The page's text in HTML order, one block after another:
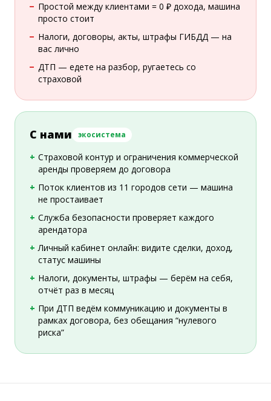
Простой между клиентами = 0 ₽ дохода, машина
просто стоит
Налоги, договоры, акты, штрафы ГИБДД — на
вас лично
ДТП — едете на разбор, ругаетесь со
страховой
С нами экосистема
Страховой контур и ограничения коммерческой
аренды проверяем до договора
Поток клиентов из 11 городов сети — машина
не простаивает
Служба безопасности проверяет каждого
арендатора
Личный кабинет онлайн: видите сделки, доход,
статус машины
Налоги, документы, штрафы — берём на себя,
отчёт раз в месяц
При ДТП ведём коммуникацию и документы в
рамках договора, без обещания “нулевого
риска”